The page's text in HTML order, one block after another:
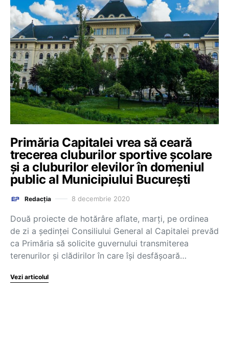
Primăria Capitalei vrea să ceară
trecerea cluburilor sportive școlare
și a cluburilor elevilor în domeniul
public al Municipiului București
Redacția 8 decembrie 2020
Două proiecte de hotărâre aflate, marți, pe ordinea
de zi a ședinței Consiliului General al Capitalei prevăd
ca Primăria să solicite guvernului transmiterea
terenurilor şi clădirilor în care îşi desfăşoară…
Vezi articolul